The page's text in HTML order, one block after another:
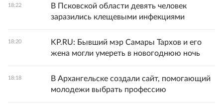
18:22
В Псковской области девять человек
заразились клещевыми инфекциями
18:20
KP.RU: Бывший мэр Самары Тархов и его
жена могли умереть в новогоднюю ночь
18:18
В Архангельске создали сайт, помогающий
молодежи выбрать профессию